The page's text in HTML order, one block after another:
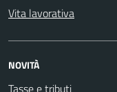
Vita lavorativa
NOVITÀ
Tasse e tributi